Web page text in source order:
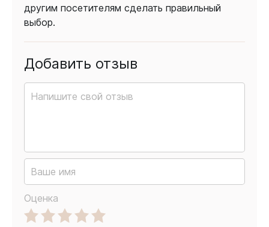
другим посетителям сделать правильный
выбор.
Добавить отзыв
Оценка